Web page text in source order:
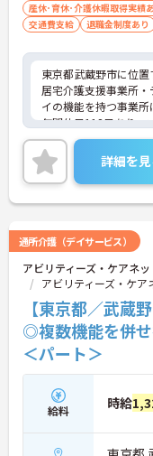
産休･育休･介護休暇取得実績
交通費支給
退職金制度あり
東京都武蔵野市に位
居宅介護支援事業所
イの機能を持つ事業所
年間休日118日あり、
り確保できるので、
す。
経験不問！チーム制
方・ブランクがある
す。
詳細をお話しいたし
い！
詳細を
通所介護（デイサービス）
アビリティーズ・ケアネ
アビリティーズ・ケア
【東京都／武蔵
◎複数機能を併せ
＜パート＞
給料 時給